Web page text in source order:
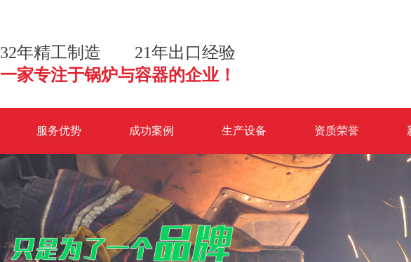
32年精工制造 21年出口经验
一家专注于锅炉与容器的企业！
服务优势 成功案例 生产设备 资质荣誉